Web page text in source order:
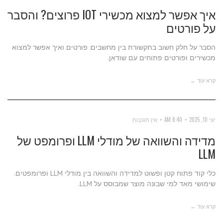
איך אפשר למצוא מכשירי IOT פרוצים? והסבר
על פורטים
הסבר על חלק חשוב בתקשורת בין מחשבים: פורטים ואיך אפשר למצוא
מכשירים ופורטים פתוחים עם שודאן.
קרא עוד ←
יוני 10, 2025 8:40 AM אין תגובות
מדידה והשוואה של מודלי LLM ופרומפט של
LLM
כלי קוד פתוח קטן ופשוט למדידה והשוואה בין מודלי LLM ופרומפטים.
שימושי מאד למי שבונה מוצר שמבוסס על LLM.
קרא עוד ←